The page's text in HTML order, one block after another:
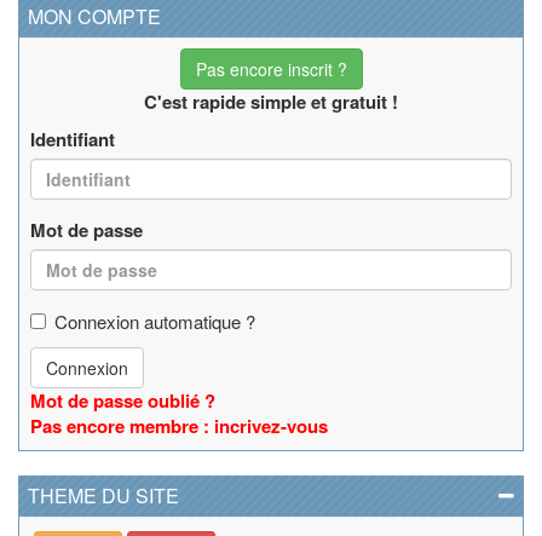
MON COMPTE
Pas encore inscrit ?
C'est rapide simple et gratuit !
Identifiant
Mot de passe
Connexion automatique ?
Connexion
Mot de passe oublié ?
Pas encore membre : incrivez-vous
THEME DU SITE